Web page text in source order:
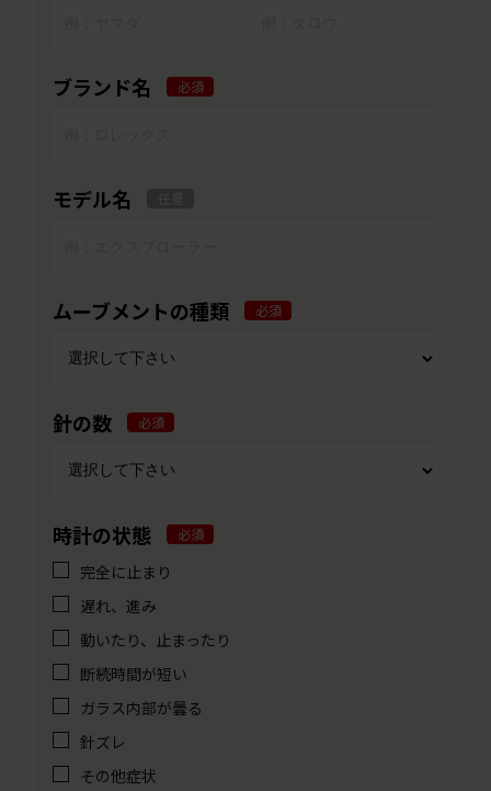
ブランド名 必須
モデル名
ムーブメントの種類 必須
針の数 必須
時計の状態 必須
完全に止まり
遅れ、進み
動いたり、止まったり
断続時間が短い
ガラス内部が曇る
針ズレ
その他症状